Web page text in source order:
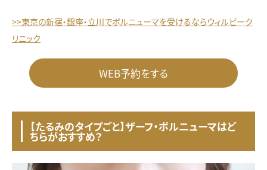
>>東京の新宿・銀座・立川でボルニューマを受けるならウィルビーク
リニック
WEB予約をする
【たるみのタイプごと】ザーフ・ボルニューマはど
ちらがおすすめ？